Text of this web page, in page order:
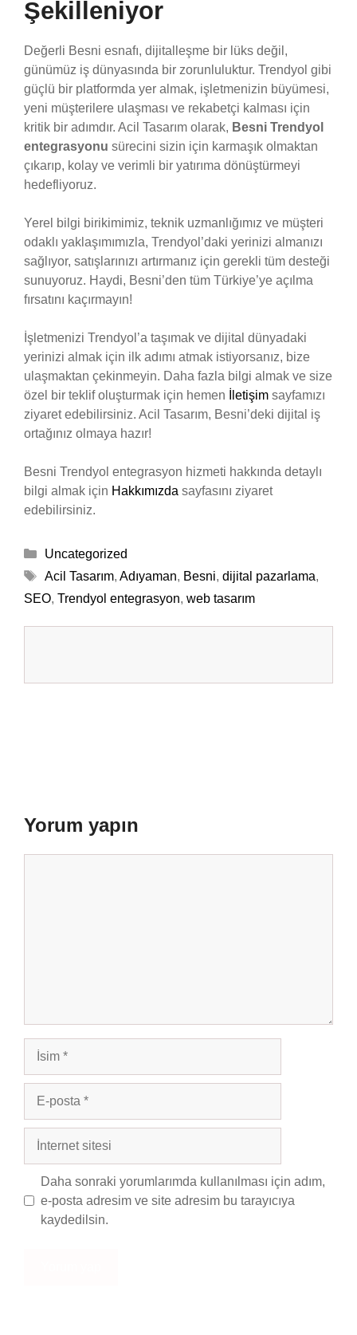
Şekilleniyor
Değerli Besni esnafı, dijitalleşme bir lüks değil,
günümüz iş dünyasında bir zorunluluktur. Trendyol gibi
güçlü bir platformda yer almak, işletmenizin büyümesi,
yeni müşterilere ulaşması ve rekabetçi kalması için
kritik bir adımdır. Acil Tasarım olarak, Besni Trendyol
entegrasyonu sürecini sizin için karmaşık olmaktan
çıkarıp, kolay ve verimli bir yatırıma dönüştürmeyi
hedefliyoruz.
Yerel bilgi birikimimiz, teknik uzmanlığımız ve müşteri
odaklı yaklaşımımızla, Trendyol’daki yerinizi almanızı
sağlıyor, satışlarınızı artırmanız için gerekli tüm desteği
sunuyoruz. Haydi, Besni’den tüm Türkiye’ye açılma
fırsatını kaçırmayın!
İşletmenizi Trendyol’a taşımak ve dijital dünyadaki
yerinizi almak için ilk adımı atmak istiyorsanız, bize
ulaşmaktan çekinmeyin. Daha fazla bilgi almak ve size
özel bir teklif oluşturmak için hemen
İletişim sayfamızı
ziyaret edebilirsiniz. Acil Tasarım, Besni’deki dijital iş
ortağınız olmaya hazır!
Besni Trendyol entegrasyon hizmeti hakkında detaylı
bilgi almak için Hakkımızda sayfasını ziyaret
edebilirsiniz.
Kategoriler
Uncategorized
Etiketler
Acil Tasarım, Adıyaman, Besni, dijital pazarlama,
SEO, Trendyol entegrasyon, web tasarım
Yorum yapın
İsim
posta
İnternet
Daha sonraki yorumlarımda kullanılması için adım,
e-posta adresim ve site adresim bu tarayıcıya
kaydedilsin.